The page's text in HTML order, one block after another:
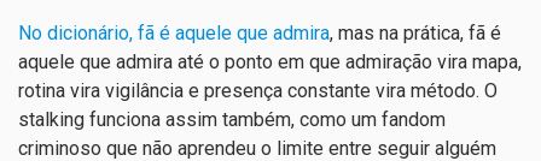
No dicionário, fã é aquele que admira, mas na prática, fã é
aquele que admira até o ponto em que admiração vira mapa,
rotina vira vigilância e presença constante vira método. O
stalking funciona assim também, como um fandom
criminoso que não aprendeu o limite entre seguir alguém